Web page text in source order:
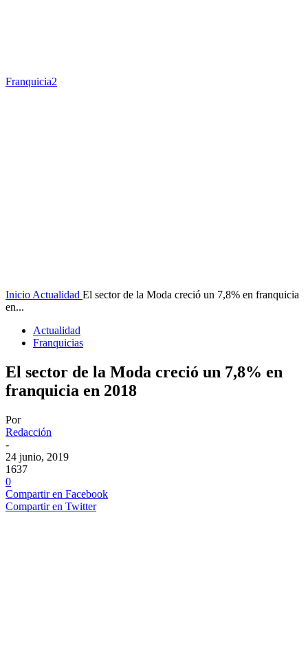
Franquicia2
Inicio Actualidad El sector de la Moda creció un 7,8% en franquicia
en...
Actualidad
Franquicias
El sector de la Moda creció un 7,8% en
franquicia en 2018
Por
Redacción
-
24 junio, 2019
1637
0
Compartir en Facebook
Compartir en Twitter